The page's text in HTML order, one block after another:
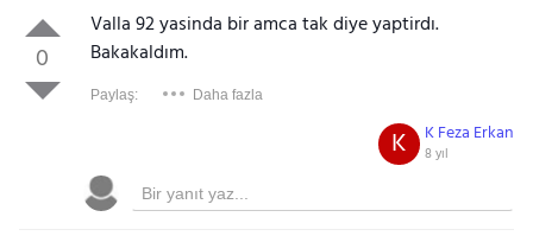
0
Valla 92 yasinda bir amca tak diye yaptirdı.
Bakakaldım.
Paylaş: Daha fazla
K Feza Erkan
8 yıl
K